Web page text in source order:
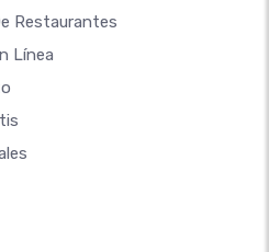
Restaurantes
Línea